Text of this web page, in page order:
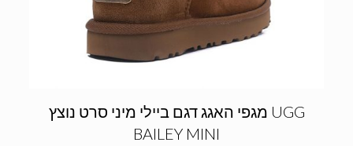
מגפי האגג דגם ביילי מיני סרט נוצץ UGG
BAILEY MINI